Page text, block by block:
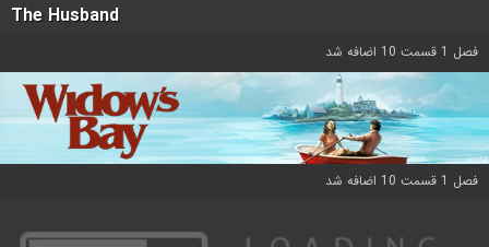
The Husband
فصل 1 قسمت 10 اضافه شد
فصل 1 قسمت 10 اضافه شد